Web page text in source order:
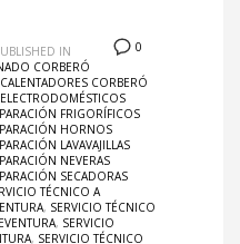
0
IN
CORBERÓ
CORBERÓ
FRIGORÍFICOS
HORNOS
LAVAVAJILLAS
NEVERAS
SECADORAS
TÉCNICO A
, SERVICIO TÉCNICO
, SERVICIO
, SERVICIO TÉCNICO